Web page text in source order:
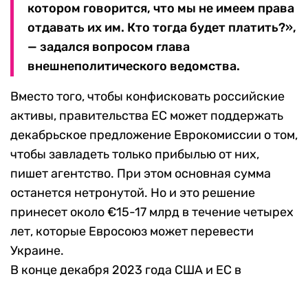
котором говорится, что мы не имеем права
отдавать их им. Кто тогда будет платить?»,
— задался вопросом глава
внешнеполитического ведомства.
Вместо того, чтобы конфисковать российские
активы, правительства ЕС может поддержать
декабрьское предложение Еврокомиссии о том,
чтобы завладеть только прибылью от них,
пишет агентство. При этом основная сумма
останется нетронутой. Но и это решение
принесет около €15-17 млрд в течение четырех
лет, которые Евросоюз может перевести
Украине.
В конце декабря 2023 года США и ЕС в